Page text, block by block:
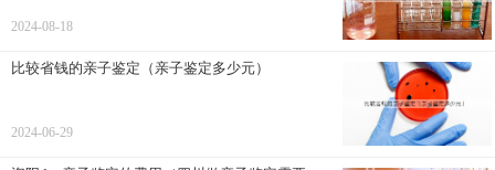
2024-08-18
比较省钱的亲子鉴定（亲子鉴定多少元）
2024-06-29